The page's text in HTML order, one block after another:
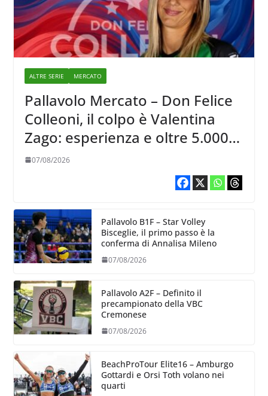
ALTRE SERIE MERCATO
Pallavolo Mercato – Don Felice
Colleoni, il colpo è Valentina
Zago: esperienza e oltre 5.000
punti al servizio di Trescore
07/08/2026
Pallavolo B1F – Star Volley
Bisceglie, il primo passo è la
conferma di Annalisa Mileno
07/08/2026
Pallavolo A2F – Definito il
precampionato della VBC
Cremonese
07/08/2026
BeachProTour Elite16 – Amburgo
Gottardi e Orsi Toth volano nei
quarti